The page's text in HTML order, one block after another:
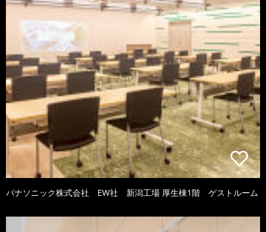
パナソニック株式会社 EW社 新潟工場 厚生棟1階 ゲストルーム